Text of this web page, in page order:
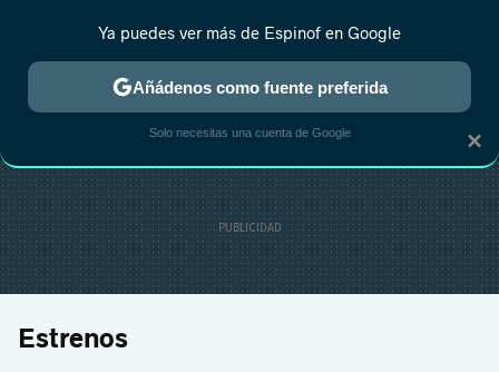
MENÚ NUEVO
ESTRENOS REALITY ANIME RANKINGS CINE
Estrenos
×
Ya puedes ver más de Espinof en Google
Añádenos como fuente preferida
Solo necesitas una cuenta de Google